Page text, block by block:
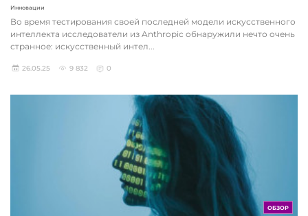
Инновации
Во время тестирования своей последней модели искусственного
интеллекта исследователи из Anthropic обнаружили нечто очень
странное: искусственный интел...
26.05.25 9 832 0
ОБЗОР